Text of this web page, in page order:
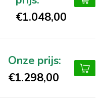
€1.048,00
€1.298,00